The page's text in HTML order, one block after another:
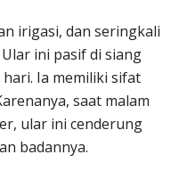
irigasi, dan seringkali
ini pasif di siang
Ia memiliki sifat
saat malam
ular ini cenderung
badannya.